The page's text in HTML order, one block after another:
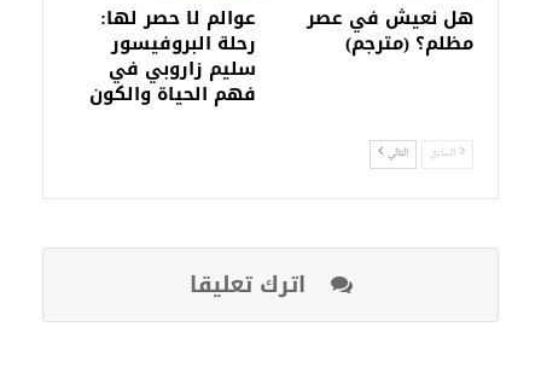
هل نعيش في عصر
مظلم؟ (مترجم)
عوالم لا حصر لها:
رحلة البروفيسور
سليم زاروبي في
فهم الحياة والكون
السابق التالي
اترك تعليقا